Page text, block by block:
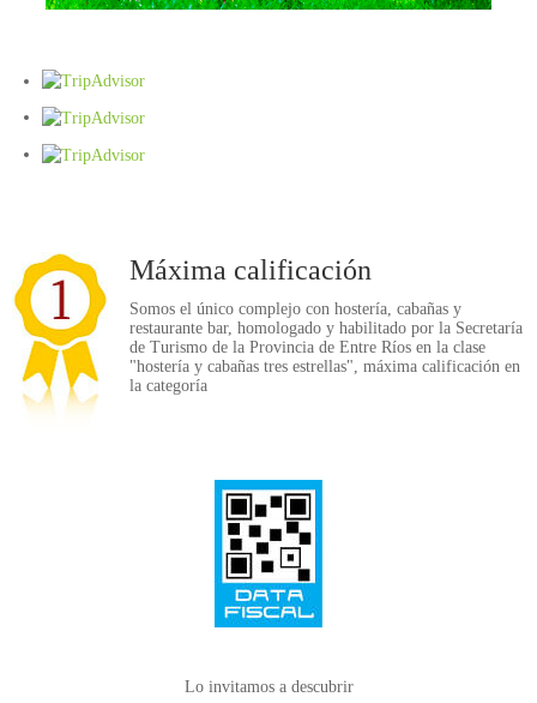
Máxima calificación
Somos el único complejo con hostería, cabañas y
restaurante bar, homologado y habilitado por la Secretaría
de Turismo de la Provincia de Entre Ríos en la clase
"hostería y cabañas tres estrellas", máxima calificación en
la categoría
Lo invitamos a descubrir